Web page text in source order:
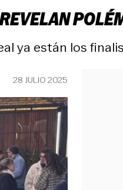
ya están los
28 JULIO 2025